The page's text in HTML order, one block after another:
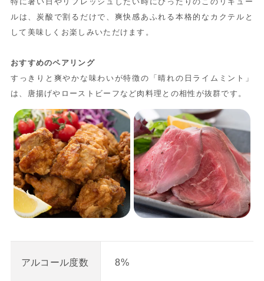
ルは、炭酸で割るだけで、爽快感あふれる本格的なカクテルと
して美味しくお楽しみいただけます。
おすすめのペアリング
すっきりと爽やかな味わいが特徴の「晴れの日ライムミント」
は、唐揚げやローストビーフなど肉料理との相性が抜群です。
アルコール度数 8%